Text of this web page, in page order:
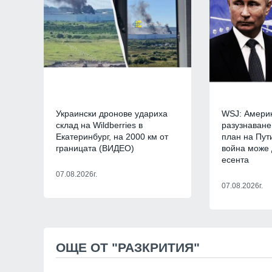
Украински дронове удариха
склад на Wildberries в
Екатеринбург, на 2000 км от
границата (ВИДЕО)
07.08.2026г.
WSJ:
план на
война може
есента
07.08.2026г.
ОЩЕ ОТ "РАЗКРИТИЯ"
7
Нов спад на
06.08.2026г.
фронта през юли –
въоръжени сили
Русия и Украйна
популяризиране
10